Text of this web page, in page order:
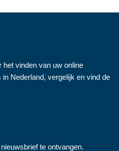
het vinden van uw online
Nederland, vergelijk en vind de
te ontvangen.